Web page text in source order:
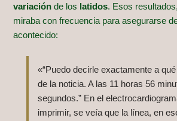
variación de los latidos. Esos resultados,
miraba con frecuencia para asegurarse
acontecido:
«“Puedo decirle exactamente a
de la noticia. A las 11 horas 56
segundos.” En el
imprimir, se veía que la línea, en